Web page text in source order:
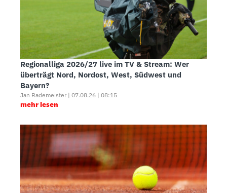
Regionalliga 2026/27 live im TV & Stream: Wer
überträgt Nord, Nordost, West, Südwest und
Bayern?
Jan Rademeister | 07.08.26 | 08:15
mehr lesen